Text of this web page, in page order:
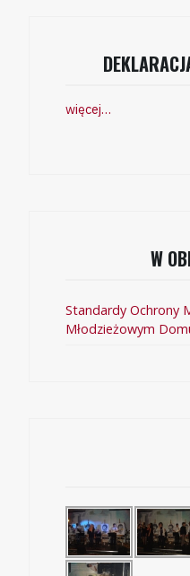
więcej…
W
Standardy Ochrony
Młodzieżowym